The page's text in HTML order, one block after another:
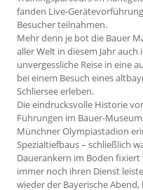
fanden Live-
Besucher teilnahmen.
Mehr denn je bot die Bauer
aller Welt in diesem Jahr
unvergessliche Reise in eine
bei einem Besuch eines
Schliersee erleben.
Die eindrucksvolle Historie
Führungen im Bauer-
Münchner Olympiastadion
Spezialtiefbaus – schließlich
Dauerankern im Boden fixiert
immer noch ihren Dienst
wieder der Bayerische